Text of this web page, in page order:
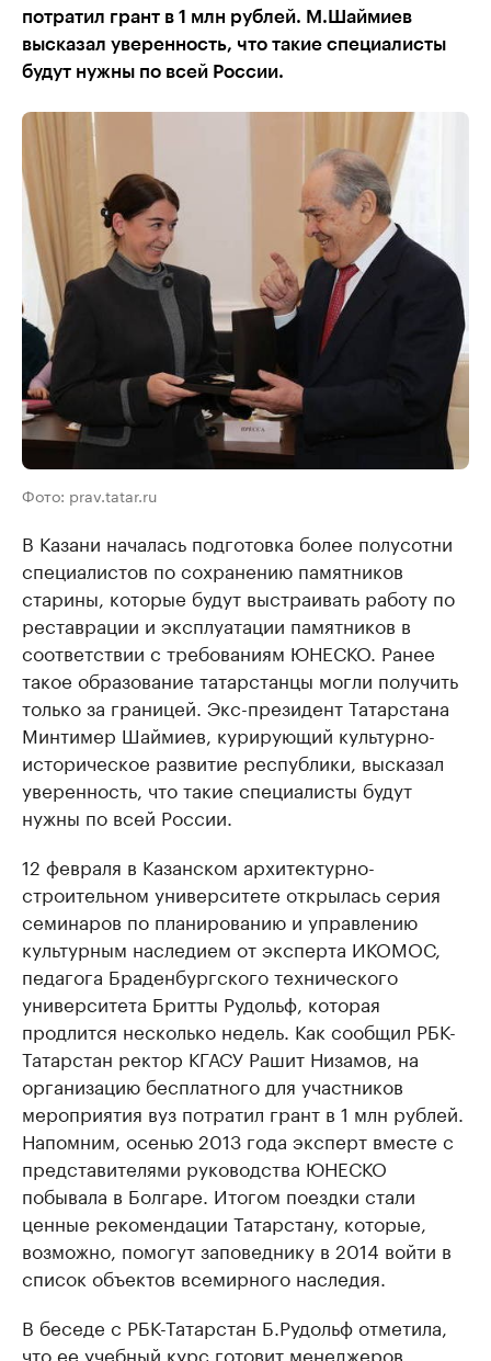
потратил грант в 1 млн рублей. М.Шаймиев
высказал уверенность, что такие специалисты
будут нужны по всей России.
Фото: prav.tatar.ru
В Казани началась подготовка более полусотни
специалистов по сохранению памятников
старины, которые будут выстраивать работу по
реставрации и эксплуатации памятников в
соответствии с требованиям ЮНЕСКО. Ранее
такое образование татарстанцы могли получить
только за границей. Экс-президент Татарстана
Минтимер Шаймиев, курирующий культурно-
историческое развитие республики, высказал
уверенность, что такие специалисты будут
нужны по всей России.
12 февраля в Казанском архитектурно-
строительном университете открылась серия
семинаров по планированию и управлению
культурным наследием от эксперта ИКОМОС,
педагога Браденбургского технического
университета Бритты Рудольф, которая
продлится несколько недель. Как сообщил РБК-
Татарстан ректор КГАСУ Рашит Низамов, на
организацию бесплатного для участников
мероприятия вуз потратил грант в 1 млн рублей.
Напомним, осенью 2013 года эксперт вместе с
представителями руководства ЮНЕСКО
побывала в Болгаре. Итогом поездки стали
ценные рекомендации Татарстану, которые,
возможно, помогут заповеднику в 2014 войти в
список объектов всемирного наследия.
В беседе с РБК-Татарстан Б.Рудольф отметила,
что ее учебный курс готовит менеджеров,